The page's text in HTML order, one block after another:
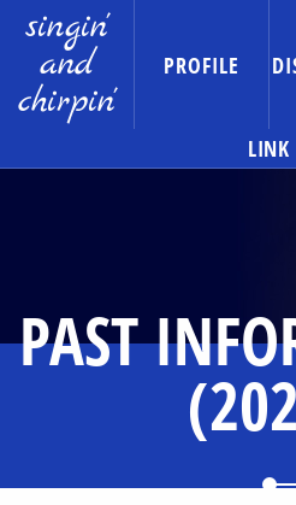
singin'
and
chirpin'
PROFILE
LINK
PAST